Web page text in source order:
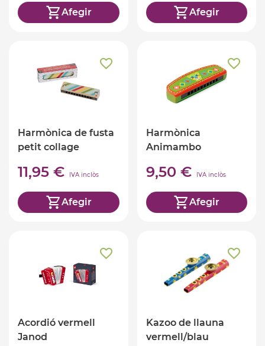
Afegir Afegir
Harmònica de fusta
petit collage
11,95 € IVA inclòs
Afegir
Harmònica
Animambo
9,50 € IVA inclòs
Afegir
Acordió vermell
Janod
Kazoo de llauna
vermell/blau